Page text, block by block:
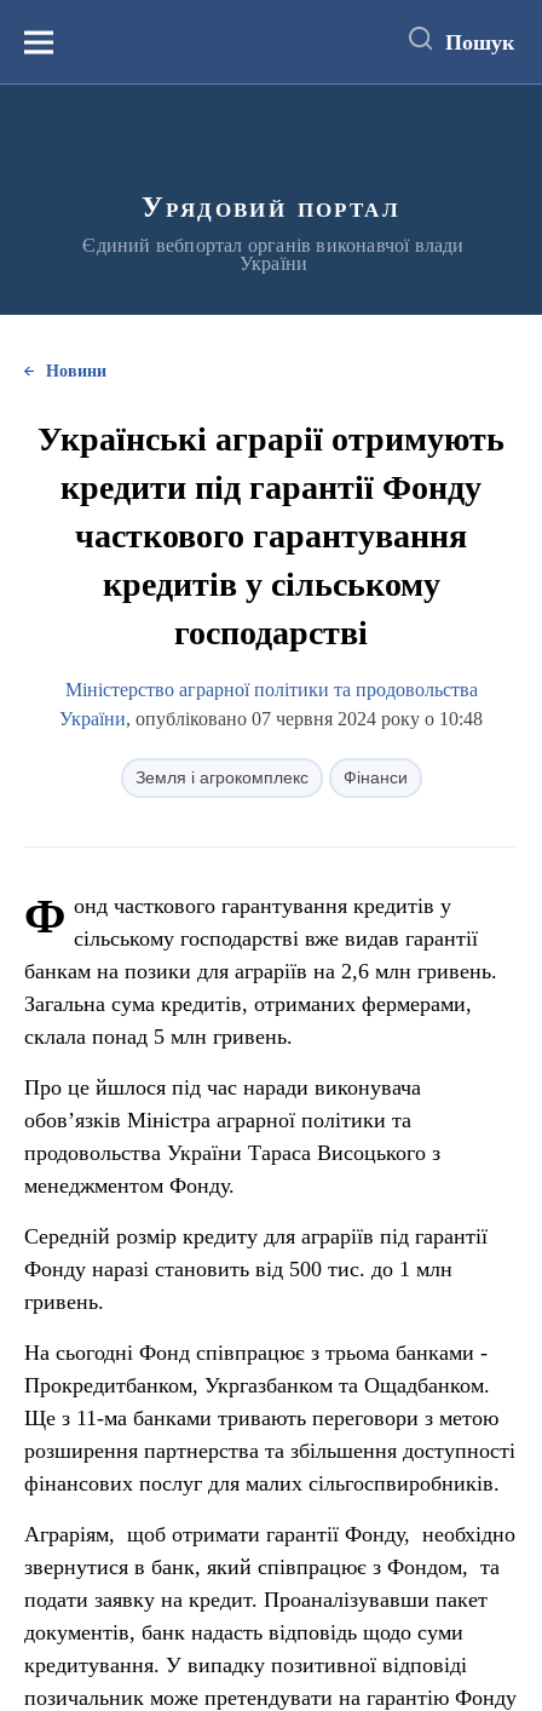
вмістуМеню Пошук
Урядовий портал
Єдиний вебпортал органів виконавчої влади
України
Новини
Українські аграрії отримують
кредити під гарантії Фонду
часткового гарантування
кредитів у сільському
господарстві
Міністерство аграрної політики та продовольства
України, опубліковано 07 червня 2024 року о 10:48
Земля і агрокомплекс Фінанси
Ф онд часткового гарантування кредитів у
сільському господарстві вже видав гарантії
банкам на позики для аграріїв на 2,6 млн гривень.
Загальна сума кредитів, отриманих фермерами,
склала понад 5 млн гривень.
Про це йшлося під час наради виконувача
обов’язків Міністра аграрної політики та
продовольства України Тараса Висоцького з
менеджментом Фонду.
Середній розмір кредиту для аграріїв під гарантії
Фонду наразі становить від 500 тис. до 1 млн
гривень.
На сьогодні Фонд співпрацює з трьома банками -
Прокредитбанком, Укргазбанком та Ощадбанком.
Ще з 11-ма банками тривають переговори з метою
розширення партнерства та збільшення доступності
фінансових послуг для малих сільгоспвиробників.
Аграріям, щоб отримати гарантії Фонду, необхідно
звернутися в банк, який співпрацює з Фондом, та
подати заявку на кредит. Проаналізувавши пакет
документів, банк надасть відповідь щодо суми
кредитування. У випадку позитивної відповіді
позичальник може претендувати на гарантію Фонду